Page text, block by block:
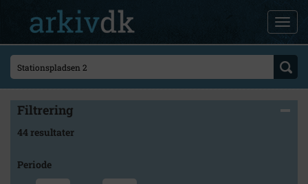
Filtrering
44 resultater
Periode